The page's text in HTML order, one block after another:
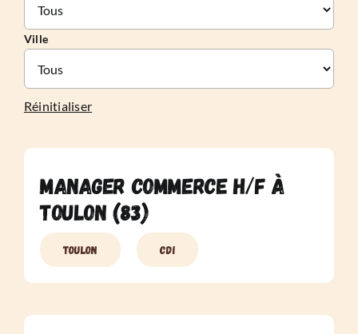
Ville
Réinitialiser
Manager Commerce H/F à
Toulon (83)
Toulon CDI